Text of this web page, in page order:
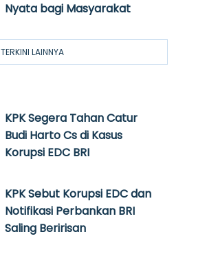
Nyata bagi Masyarakat
TERKINI LAINNYA
KPK Segera Tahan Catur
Budi Harto Cs di Kasus
Korupsi EDC BRI
KPK Sebut Korupsi EDC dan
Notifikasi Perbankan BRI
Saling Beririsan